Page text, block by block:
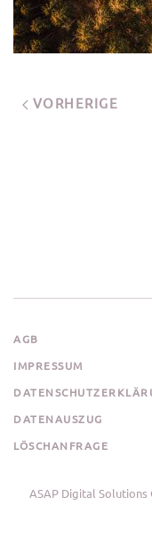
VORHERIGE
AGB
IMPRESSUM
DATENAUSZUG
LÖSCHANFRAGE
ASAP Digital Solutions